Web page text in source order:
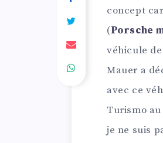
concept
(Porsche
véhicule
Mauer a
avec ce
Turismo
je ne suis